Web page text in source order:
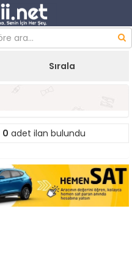
Sırala
0 adet ilan bulundu